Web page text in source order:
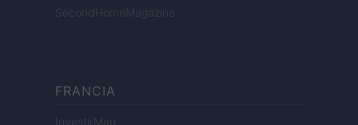
SecondHomeMagazine
FRANCIA
InvestirMag